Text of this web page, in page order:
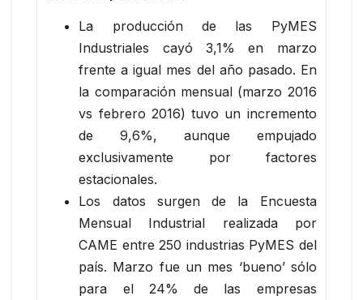
La producción de las PyMES
Industriales cayó 3,1% en marzo
frente a igual mes del año pasado. En
la comparación mensual (marzo 2016
vs febrero 2016) tuvo un incremento
de 9,6%, aunque empujado
exclusivamente por factores
estacionales.
Los datos surgen de la Encuesta
Mensual Industrial realizada por
CAME entre 250 industrias PyMES del
país. Marzo fue un mes ‘bueno’ sólo
para el 24% de las empresas